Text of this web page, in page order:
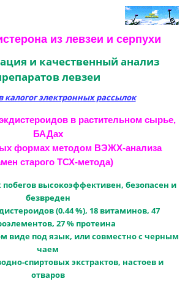
из левзеи и серпухи
и качественный анализ
левзеи
калогог электронных рассылок
в растительном сырье,
БАДах
формах методом ВЭЖХ-анализа
старого ТСХ-метода)
высокоэффективен, безопасен и
безвреден
(0.44 %), 18 витаминов, 47
27 % протеина
виде под язык, или совместно с черным
чаем
спиртовых экстрактов, настоев и
отваров